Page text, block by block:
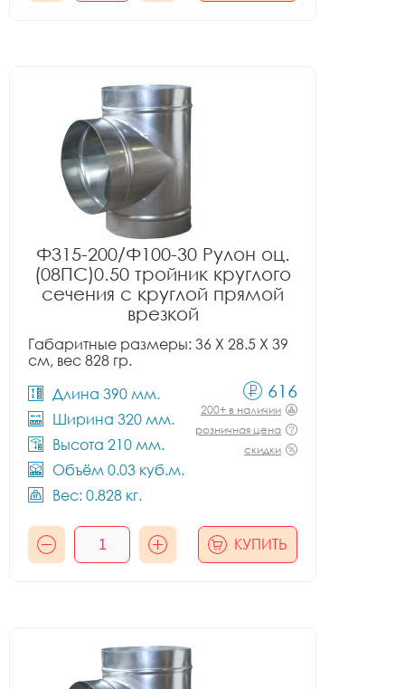
Ф315-200/Ф100-30 Рулон оц.
(08ПС)0.50 тройник круглого
сечения с круглой прямой
врезкой
Габаритные размеры: 36 X 28.5 X 39
см, вес 828 гр.
Длина 390 мм.
Ширина 320 мм.
Высота 210 мм.
Объём 0.03 куб.м.
Вес: 0.828 кг.
616
200+ в наличии
розничная цена
скидки
КУПИТЬ